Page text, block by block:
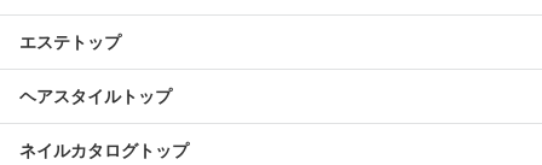
エステトップ
ヘアスタイルトップ
ネイルカタログトップ